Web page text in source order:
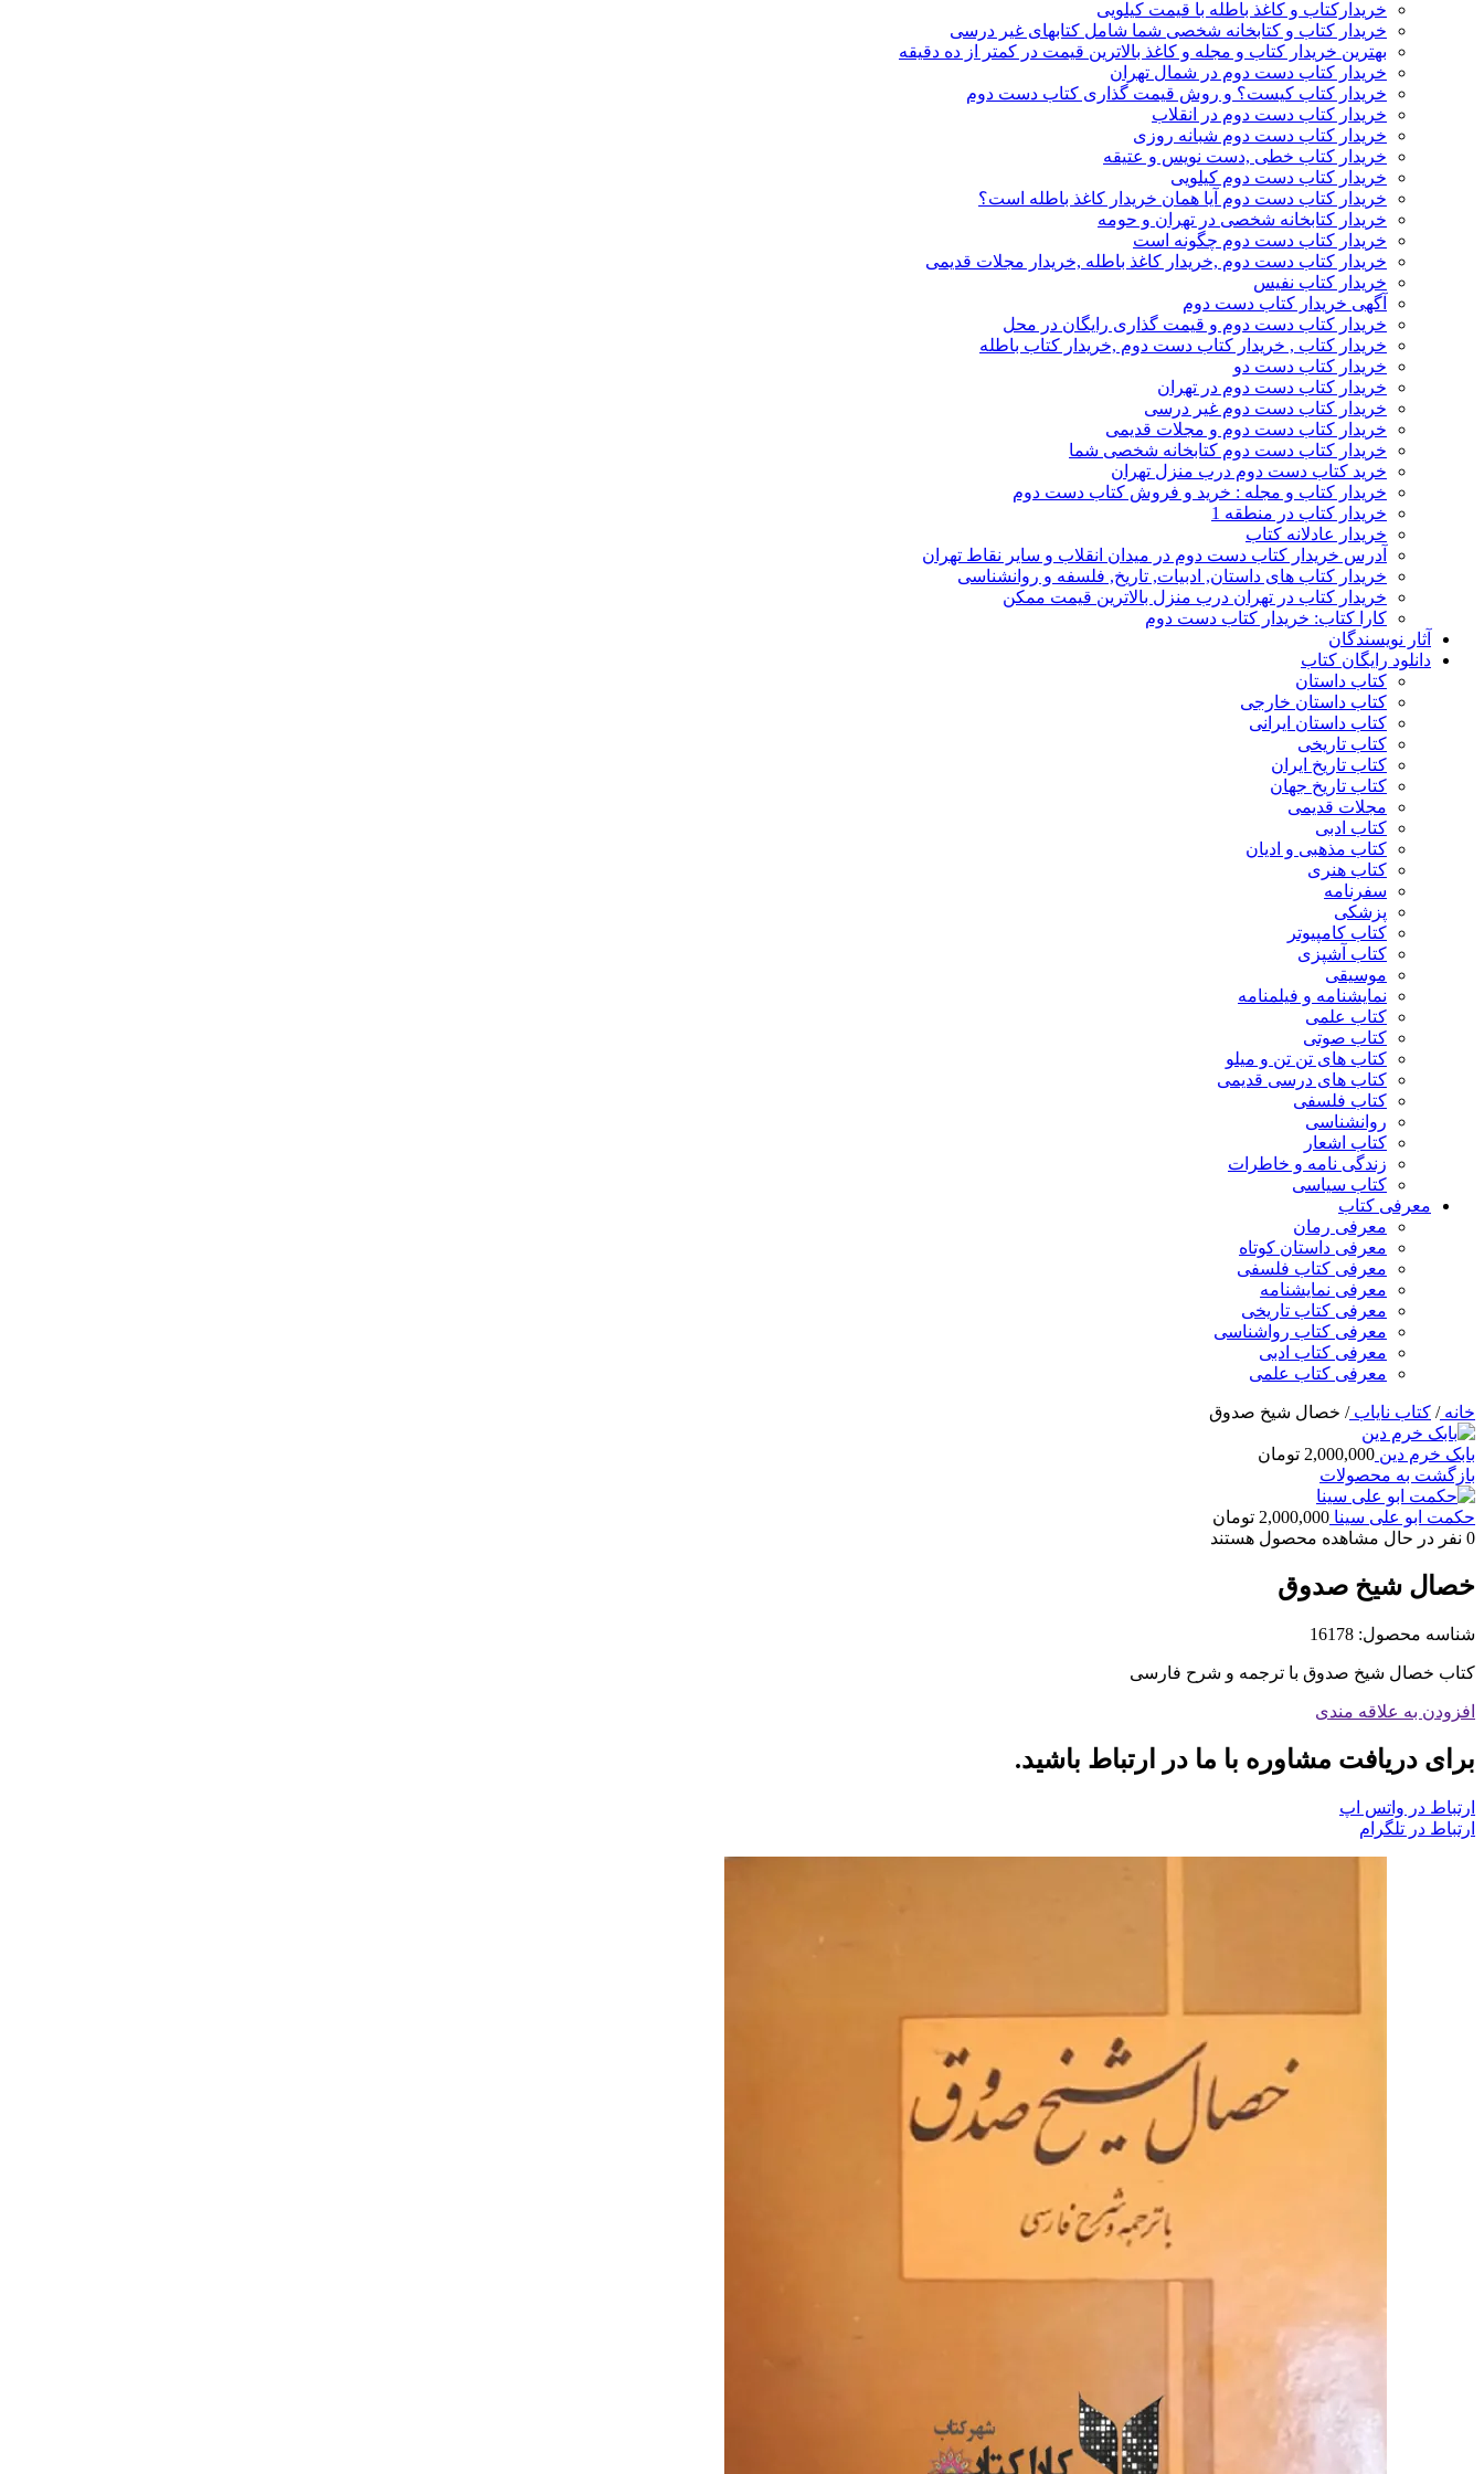
خریدارکتاب و کاغذ باطله با قیمت کیلویی
خریدار کتاب و کتابخانه شخصی شما شامل کتابهای غیر درسی
بهترین خریدار کتاب و مجله و کاغذ بالاترین قیمت در کمتر از ده دقیقه
خریدار کتاب دست دوم در شمال تهران
خریدار کتاب کیست؟ و روش قیمت گذاری کتاب دست دوم
خریدار کتاب دست دوم در انقلاب
خریدار کتاب دست دوم شبانه روزی
خریدار کتاب خطی ,دست نویس و عتیقه
خریدار کتاب دست دوم کیلویی
خریدار کتاب دست دوم آیا همان خریدار کاغذ باطله است؟
خریدار کتابخانه شخصی در تهران و حومه
خریدار کتاب دست دوم چگونه است
خریدار کتاب دست دوم ,خریدار کاغذ باطله ,خریدار مجلات قدیمی
خریدار کتاب نفیس
آگهی خریدار کتاب دست دوم
خریدار کتاب دست دوم و قیمت گذاری رایگان در محل
خریدار کتاب , خریدار کتاب دست دوم ,خریدار کتاب باطله
خریدار کتاب دست دو
خریدار کتاب دست دوم در تهران
خریدار کتاب دست دوم غیر درسی
خریدار کتاب دست دوم و مجلات قدیمی
خریدار کتاب دست دوم کتابخانه شخصی شما
خرید کتاب دست دوم درب منزل تهران
خریدار کتاب و مجله : خرید و فروش کتاب دست دوم
خریدار کتاب در منطقه 1
خریدار عادلانه کتاب
آدرس خریدار کتاب دست دوم در میدان انقلاب و سایر نقاط تهران
خریدار کتاب های داستان, ادبیات, تاریخ, فلسفه و روانشناسی
خریدار کتاب در تهران درب منزل بالاترین قیمت ممکن
کارا کتاب: خریدار کتاب دست دوم
آثار نویسندگان
دانلود رایگان کتاب
کتاب داستان
کتاب داستان خارجی
کتاب داستان ایرانی
کتاب تاریخی
کتاب تاریخ ایران
کتاب تاریخ جهان
مجلات قدیمی
کتاب ادبی
کتاب مذهبی و ادیان
کتاب هنری
سفرنامه
پزشکی
کتاب کامپیوتر
کتاب آشپزی
موسیقی
نمایشنامه و فیلمنامه
کتاب علمی
کتاب صوتی
کتاب های تن تن و میلو
کتاب های درسی قدیمی
کتاب فلسفی
روانشناسی
کتاب اشعار
زندگی نامه و خاطرات
کتاب سیاسی
معرفی کتاب
معرفی رمان
معرفی داستان کوتاه
معرفی کتاب فلسفی
معرفی نمایشنامه
معرفی کتاب تاریخی
معرفی کتاب رواشناسی
معرفی کتاب ادبی
معرفی کتاب علمی
خانه/ کتاب نایاب/ خصال شیخ صدوق
بابک خرم دین 2,000,000 تومان
بازگشت به محصولات
حکمت ابو علی سینا 2,000,000 تومان
0 نفر در حال مشاهده محصول هستند
خصال شیخ صدوق
شناسه محصول: 16178
کتاب خصال شیخ صدوق با ترجمه و شرح فارسی
افزودن به علاقه مندی
برای دریافت مشاوره با ما در ارتباط باشید.
ارتباط در واتس اپ
ارتباط در تلگرام